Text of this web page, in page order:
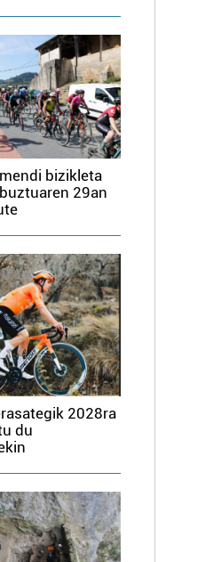
bizikleta
29an
2028ra
du